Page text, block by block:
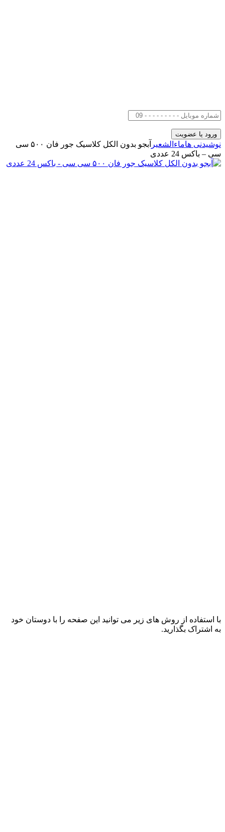
نوشیدنی هاماءالشعیر
آبجو بدون الکل کلاسیک جور فان ۵۰۰ سی
سی – باکس 24 عددی
با استفاده از روش های زیر می توانید این صفحه را با دوستان خود
به اشتراک بگذارید.